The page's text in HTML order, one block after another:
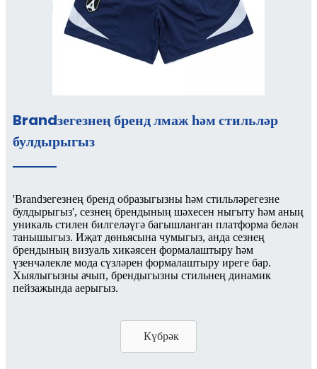
Brandзегезнең бренд лмаж һәм стильләр
булдырыгыз
'Brandзегезнең бренд образыгызны һәм стильләрегезне
булдырыгыз', сезнең брендының шәхесен ныгыту һәм аның
уникаль стилен билгеләүгә багышланган платформа белән
танышыгыз. Иҗат дөньясына чумыгыз, анда сезнең
брендының визуаль хикәясен формалаштыру һәм
үзенчәлекле мода сүзләрен формалаштыру иреге бар.
Хыялыгызны ачып, брендыгызны стильнең динамик
пейзажында аерыгыз.
Күбрәк